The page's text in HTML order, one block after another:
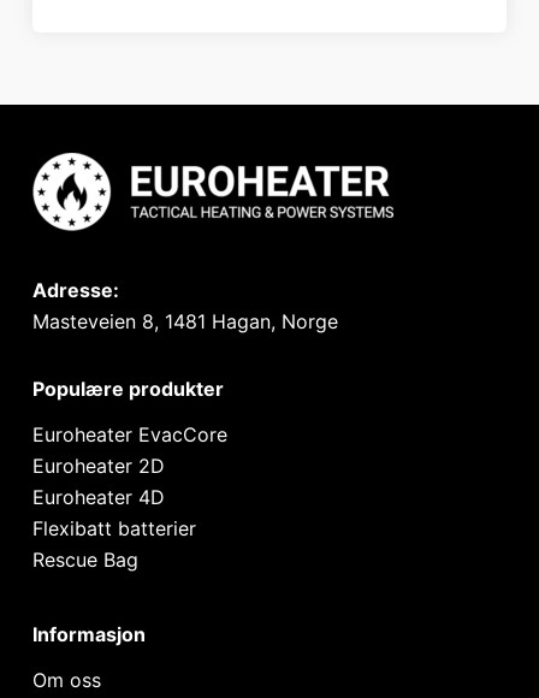
Adresse:
Masteveien 8, 1481 Hagan, Norge
Populære produkter
Euroheater EvacCore
Euroheater 2D
Euroheater 4D
Flexibatt batterier
Rescue Bag
Informasjon
Om oss